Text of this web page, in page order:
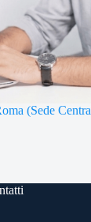
(Sede